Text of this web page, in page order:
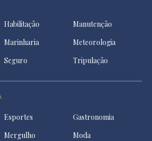
Habilitação
Manutenção
Marinharia
Meteorologia
Seguro Tripulação
Esportes
Gastronomia
Mergulho
Moda